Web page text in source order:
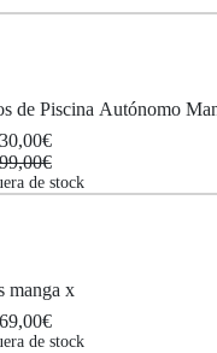
de Piscina Autónomo
de stock
manga x
de stock